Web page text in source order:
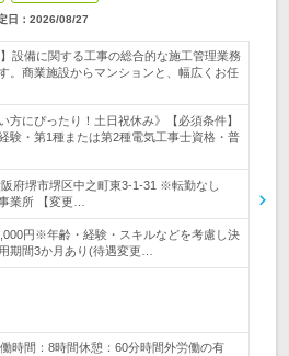
日： 2026/08/27
】設備に関する工事の総合的な施工管理業務
。商業施設からマンションと、幅広くお任
方にぴったり！土日祝休み》【必須条件】
験・第1種または第2種電気工事士資格・普
阪府堺市堺区中之町東3-1-31 ※転勤なし
業所 【変更…
円※年齢・経験・スキルなどを考慮し決
期間3か月あり(待遇変更…
時間：8時間休憩：60分時間外労働の有